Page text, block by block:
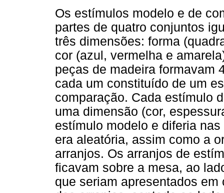
Os estímulos modelo e de
partes de quatro conjuntos
três dimensões: forma
cor (azul, vermelha e
peças de madeira formavam
cada um constituído de um
comparação. Cada estímulo
uma dimensão (cor,
estímulo modelo e diferia
era aleatória, assim como a
arranjos. Os arranjos de
ficavam sobre a mesa, ao
que seriam apresentados